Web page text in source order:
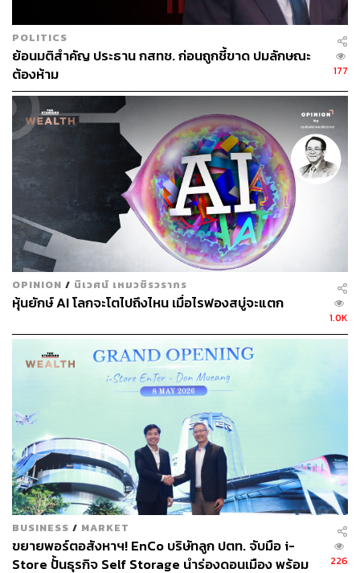
อย่างไรก็ตาม สิ่งที่ไม่ควรมองข้ามก็คือ ผลกระทบต่อผู้
บริโภคในระยะยาว ซึ่งแม้ในระยะสั้น ทั้ง TRUE และ DTAC
อาจจะมีการให้คำมั่นหรือลงนามในสัญญาว่าจะไม่ปรับขึ้น
ธุรกิจแล้วไม่สามารถตรงค่าบริการไว้ได้ตลอดไป ท้ายที่สุด
การมีผู้เล่นในตลาดเพียง 2 รายก็จะกระทบต่อผู้บริโภคอยู่ดี
ส่งท้าย ดร.นิเวศน์ ฝากถึงนักลงทุนว่า ควรมองภาพรวมระยะ
ยาวก่อนตัดสินใจลงทุนในหุ้นกลุ่ม Telco เพราะจากนี้จนถึง
วันที่ดีลสำเร็จ อาจจะมีความเสี่ยงเกิดขึ้นระหว่างทางและ
กระทบต่อราคาหุ้นด้วย อีกทั้งยังมีความเป็นไปได้ที่กลุ่มเท
เลนอร์อาจจะรวมธุรกิจครั้งนี้เพื่อ Exit จากประเทศไทยเมื่อ
รวมกิจการแล้วเสร็จ เหมือนกับที่ทยอย Exit จากหลาย
ประเทศในภูมิภาคนี้
ช่องทางติดตาม
THE STANDARD WEALTH
twitter.com/standard_wealth
instagram.com/thestandardwealth
https://lin.ee/xfPbXUP
สามารถติดตาม THE STANDARD WEALTH
ผ่านแอปพลิเคชันต่างๆ ที่คุณสะดวกหรือใช้งานอยู่แล้วได้เลย
POLITICS
ย้อนมติสำคัญ ประธาน กสทช. ก่อนถูกชี้ขาด ปมลักษณะ
ต้องห้าม
177
OPINION / นิเวศน์ เหมวชิรวรากร
หุ้นยักษ์ AI โลกจะโตไปถึงไหน เมื่อไรฟองสบู่จะแตก
1.0K
BUSINESS / MARKET
ขยายพอร์ตอสังหาฯ! EnCo บริษัทลูก ปตท. จับมือ i-
Store ปั้นธุรกิจ Self Storage นำร่องดอนเมือง พร้อม
226